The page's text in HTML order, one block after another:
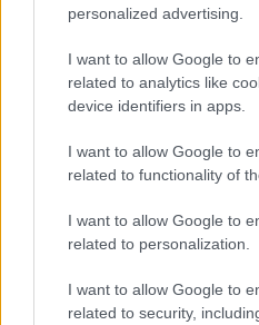
personalized advertising.
I want to allow Google to
related to analytics like
device identifiers in apps.
I want to allow Google to
related to functionality of
I want to allow Google to
related to personalization.
I want to allow Google to
related to security,
La macchina usata più
QUOTAZIONI CRYPTO
Nome